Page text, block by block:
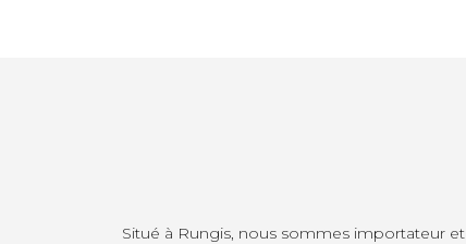
Situé à Rungis, nous sommes importateur et